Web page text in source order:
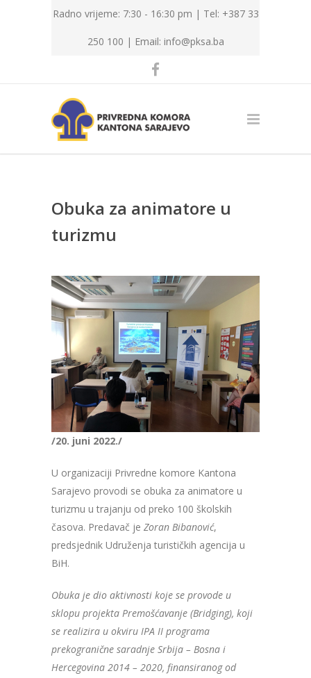
Radno vrijeme: 7:30 - 16:30 pm | Tel: +387 33
250 100 | Email: info@pksa.ba
Obuka za animatore u
turizmu
/20. juni 2022./
U organizaciji Privredne komore Kantona
Sarajevo provodi se obuka za animatore u
turizmu u trajanju od preko 100 školskih
časova. Predavač je Zoran Bibanović,
predsjednik Udruženja turističkih agencija u
BiH.
Obuka je dio aktivnosti koje se provode u
sklopu projekta Premošćavanje (Bridging), koji
se realizira u okviru IPA II programa
prekogranične saradnje Srbija – Bosna i
Hercegovina 2014 – 2020, finansiranog od